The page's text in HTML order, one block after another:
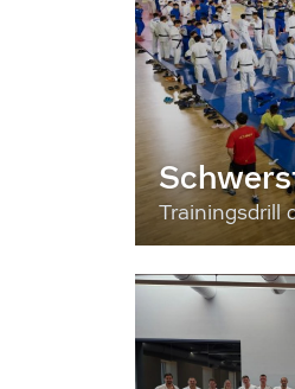
Trainingsdrill